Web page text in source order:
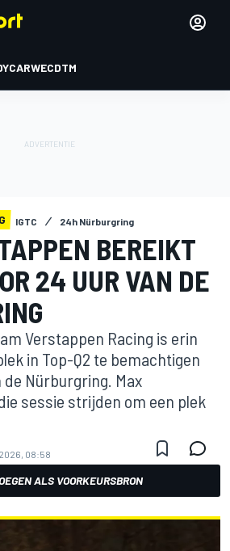
WECDTM
IGTC 24h Nürburgring
BEREIKT
24 UUR VAN DE
Verstappen Racing is erin
in Top-Q2 te bemachtigen
Nürburgring. Max
sessie strijden om een plek
08:58
ALS VOORKEURSBRON